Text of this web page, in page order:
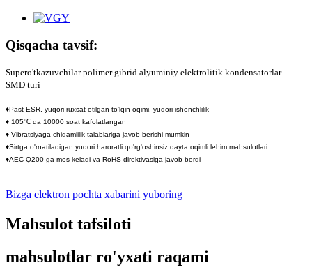
Qisqacha tavsif:
Supero'tkazuvchilar polimer gibrid alyuminiy elektrolitik kondensatorlar
SMD turi
♦Past ESR, yuqori ruxsat etilgan to'lqin oqimi, yuqori ishonchlilik
♦ 105℃ da 10000 soat kafolatlangan
♦ Vibratsiyaga chidamlilik talablariga javob berishi mumkin
♦Sirtga o'rnatiladigan yuqori haroratli qo'rg'oshinsiz qayta oqimli lehim mahsulotlari
♦AEC-Q200 ga mos keladi va RoHS direktivasiga javob berdi
Bizga elektron pochta xabarini yuboring
Mahsulot tafsiloti
mahsulotlar ro'yxati raqami